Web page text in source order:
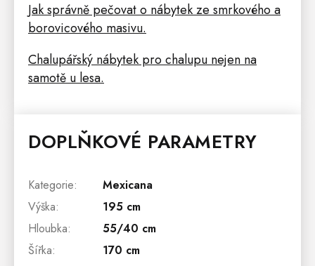
Jak správně pečovat o nábytek ze smrkového a
borovicového masivu.
Chalupářský nábytek pro chalupu nejen na
samotě u lesa.
DOPLŇKOVÉ PARAMETRY
Kategorie:
Mexicana
Výška:
195 cm
Hloubka:
55/40 cm
Šířka:
170 cm